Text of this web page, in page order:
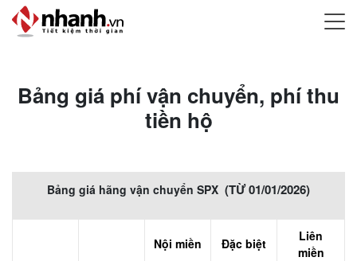
Bảng giá phí vận chuyển, phí thu
tiền hộ
Bảng giá hãng vận chuyển SPX (TỪ 01/01/2026)
Nội miền Đặc biệt
Liên
miền